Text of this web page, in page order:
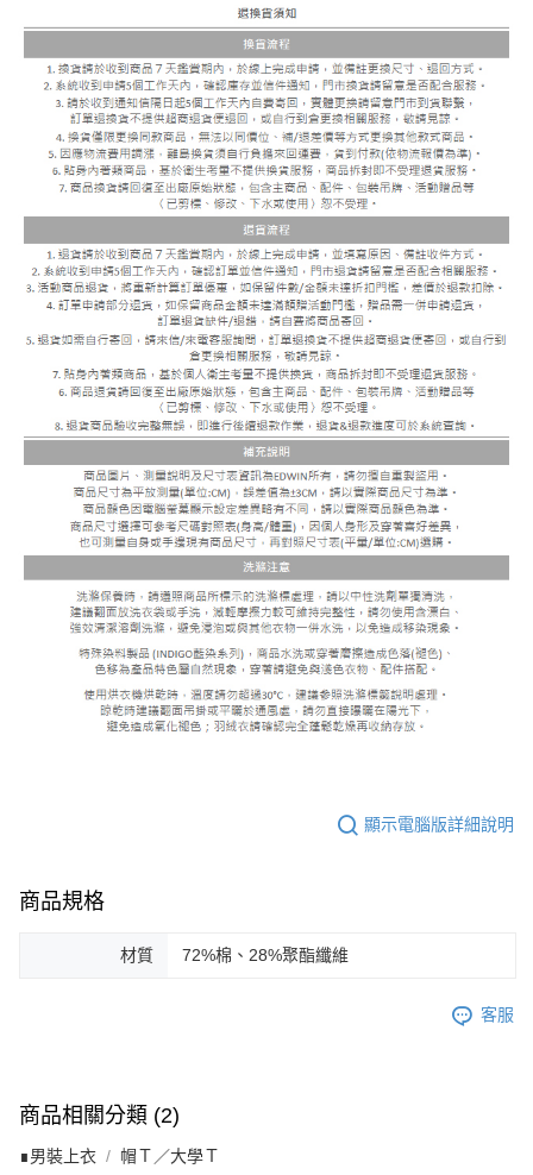
顯示電腦版詳細說明
商品規格
材質 72%棉、28%聚酯纖維
客服
商品相關分類 (2)
∎男裝上衣 帽Ｔ／大學Ｔ